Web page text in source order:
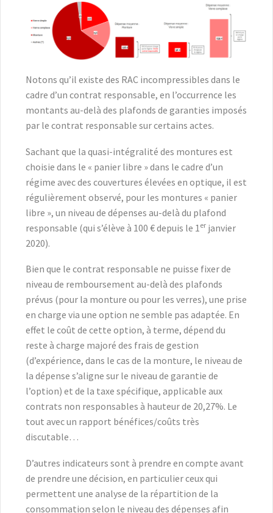
Notons qu’il existe des RAC incompressibles dans le
cadre d’un contrat responsable, en l’occurrence les
montants au-delà des plafonds de garanties imposés
par le contrat responsable sur certains actes.
Sachant que la quasi-intégralité des montures est
choisie dans le « panier libre » dans le cadre d’un
régime avec des couvertures élevées en optique, il est
régulièrement observé, pour les montures « panier
libre », un niveau de dépenses au-delà du plafond
responsable (qui s’élève à 100 € depuis le 1 er janvier
2020).
Bien que le contrat responsable ne puisse fixer de
niveau de remboursement au-delà des plafonds
prévus (pour la monture ou pour les verres), une prise
en charge via une option ne semble pas adaptée. En
effet le coût de cette option, à terme, dépend du
reste à charge majoré des frais de gestion
(d’expérience, dans le cas de la monture, le niveau de
la dépense s’aligne sur le niveau de garantie de
l’option) et de la taxe spécifique, applicable aux
contrats non responsables à hauteur de 20,27%. Le
tout avec un rapport bénéfices/coûts très
discutable…
D’autres indicateurs sont à prendre en compte avant
de prendre une décision, en particulier ceux qui
permettent une analyse de la répartition de la
consommation selon le niveau des dépenses afin